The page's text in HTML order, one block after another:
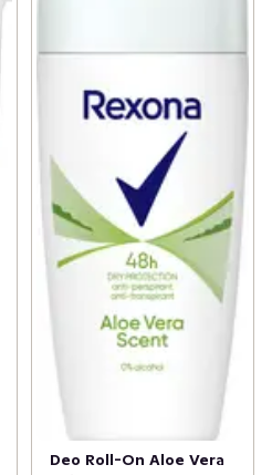
Deo Roll-On Aloe Vera